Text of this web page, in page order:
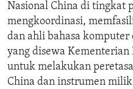
Nasional China di tingkat
mengkoordinasi,
dan ahli bahasa
yang disewa Kementerian
untuk melakukan
China dan instrumen